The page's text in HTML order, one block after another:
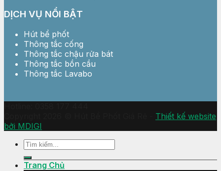
DỊCH VỤ NỔI BẬT
Hút bể phốt
Thông tắc cống
Thông tắc chậu rửa bát
Thông tắc bồn cầu
Thông tắc Lavabo
Thiết kế website
bởi MDIGI
Trang Chủ